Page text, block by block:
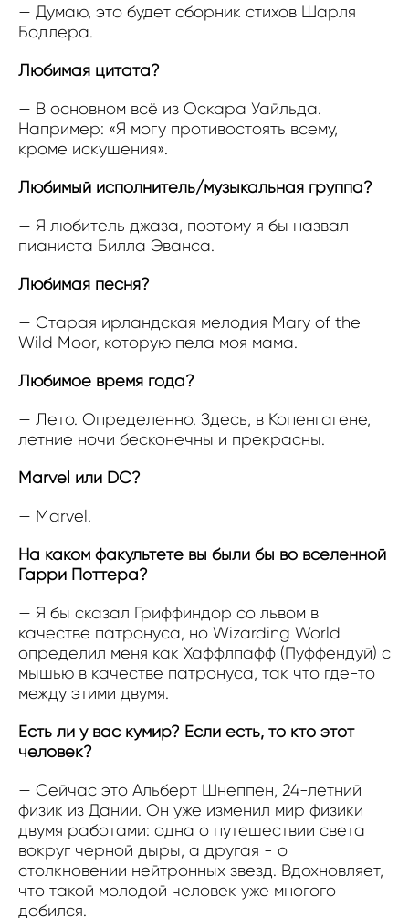
— Думаю, это будет сборник стихов Шарля
Бодлера.
Любимая цитата?
— В основном всё из Оскара Уайльда.
Например: «Я могу противостоять всему,
кроме искушения».
Любимый исполнитель/музыкальная группа?
— Я любитель джаза, поэтому я бы назвал
пианиста Билла Эванса.
Любимая песня?
— Старая ирландская мелодия Mary of the
Wild Moor, которую пела моя мама.
Любимое время года?
— Лето. Определенно. Здесь, в Копенгагене,
летние ночи бесконечны и прекрасны.
Marvel или DC?
— Marvel.
На каком факультете вы были бы во вселенной
Гарри Поттера?
— Я бы сказал Гриффиндор со львом в
качестве патронуса, но Wizarding World
определил меня как Хаффлпафф (Пуффендуй) с
мышью в качестве патронуса, так что где-то
между этими двумя.
Есть ли у вас кумир? Если есть, то кто этот
человек?
— Сейчас это Альберт Шнеппен, 24-летний
физик из Дании. Он уже изменил мир физики
двумя работами: одна о путешествии света
вокруг черной дыры, а другая - о
столкновении нейтронных звезд. Вдохновляет,
что такой молодой человек уже многого
добился.